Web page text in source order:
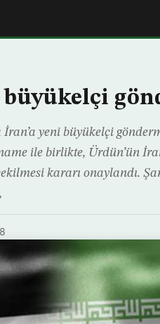
yeni büyükelçi
ile birlikte, Ürdün’ün
kararı onaylandı.